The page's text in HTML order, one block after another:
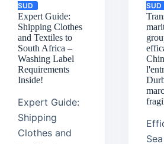
SUD
Expert Guide:
Shipping Clothes
and Textiles to
South Africa –
Washing Label
Requirements
Inside!
Expert Guide:
Shipping
Clothes and
SUD